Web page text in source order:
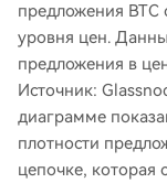
предложения BTC
уровня цен.
предложения в
Источник:
диаграмме
плотности
цепочке, которая